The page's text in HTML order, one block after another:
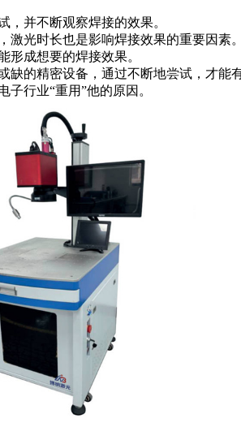
，并不断观察焊接的效果。
激光时长也是影响焊接效果的重要因素
形成想要的焊接效果。
缺的精密设备，通过不断地尝试，才能
行业“重用”他的原因。